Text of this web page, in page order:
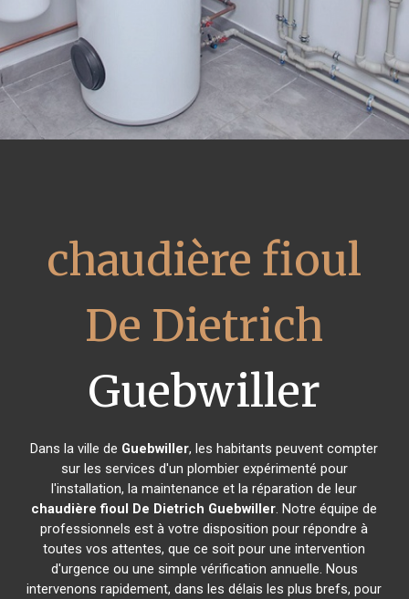
chaudière fioul
De Dietrich
Guebwiller
Dans la ville de Guebwiller, les habitants peuvent compter
sur les services d'un plombier expérimenté pour
l'installation, la maintenance et la réparation de leur
chaudière fioul De Dietrich Guebwiller. Notre équipe de
professionnels est à votre disposition pour répondre à
toutes vos attentes, que ce soit pour une intervention
d'urgence ou une simple vérification annuelle. Nous
intervenons rapidement, dans les délais les plus brefs, pour